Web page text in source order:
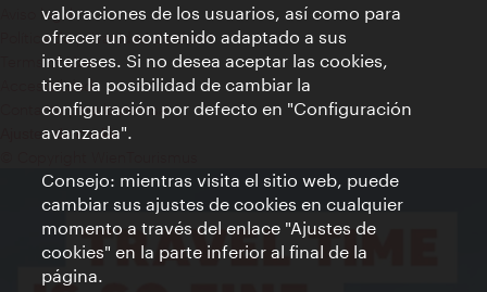
Aviso legal
Política de privacidad de datos
Terms of Use
Accesibilidad
Contacto para la prensa
Ajustes de cookie
valoraciones de los usuarios, así como para
ofrecer un contenido adaptado a sus
intereses. Si no desea aceptar las cookies,
tiene la posibilidad de cambiar la
configuración por defecto en "Configuración
avanzada".
Consejo: mientras visita el sitio web, puede
cambiar sus ajustes de cookies en cualquier
momento a través del enlace "Ajustes de
cookies" en la parte inferior al final de la
página.